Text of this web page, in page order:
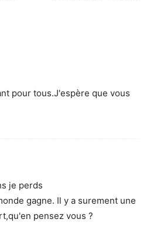
pour tous.J'espère que vous
je perds
gagne. Il y a surement une
pensez vous ?